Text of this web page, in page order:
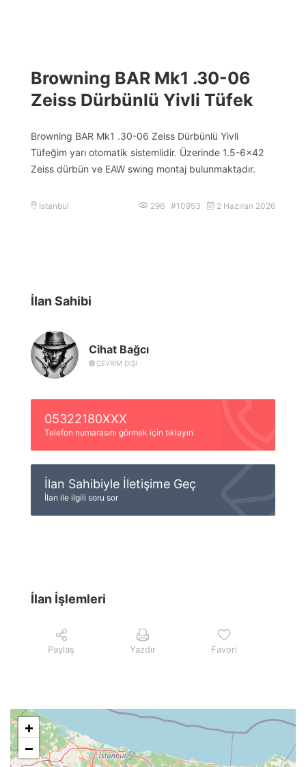
Browning BAR Mk1 .30-06
Zeiss Dürbünlü Yivli Tüfek
Browning BAR Mk1 .30-06 Zeiss Dürbünlü Yivli
Tüfeğim yarı otomatik sistemlidir. Üzerinde 1.5-6×42
Zeiss dürbün ve EAW swing montaj bulunmaktadır.
İstanbul 296 #10953 2 Haziran 2026
İlan Sahibi
Cihat Bağcı
ÇEVRIM DIŞI
05322180XXX
Telefon numarasını görmek için tıklayın
İlan Sahibiyle İletişime Geç
İlan ile ilgili soru sor
İlan İşlemleri
Paylaş Yazdır Favori
+
−